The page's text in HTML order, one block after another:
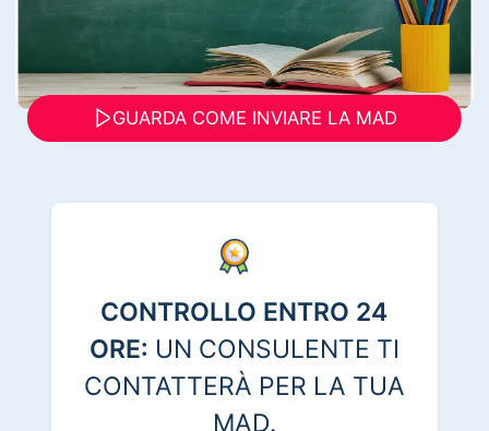
GUARDA COME INVIARE LA MAD
CONTROLLO ENTRO 24
ORE: UN CONSULENTE TI
CONTATTERÀ PER LA TUA
MAD.